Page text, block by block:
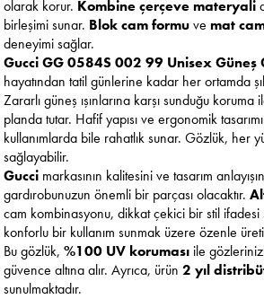
olarak korur. Kombine çerçeve materyali
birleşimi sunar. Blok cam formuvemat
deneyimi sağlar.
Gucci GG 0584S 002 99 Unisex Güneş
hayatından tatil günlerine kadar her ortamda
Zararlı güneş ışınlarına karşı sunduğu koruma
planda tutar. Hafif yapısı ve ergonomik
kullanımlarda bile rahatlık sunar. Gözlük, her
sağlayabilir.
Gucci markasının kalitesini ve tasarım
gardırobunuzun önemli bir parçası olacaktır.
cam kombinasyonu, dikkat çekici bir stil
konforlu bir kullanım sunmak üzere özenle
Bu gözlük,%100 UV koruması ile
güvence altına alır. Ayrıca, ürün2 yıl
sunulmaktadır.